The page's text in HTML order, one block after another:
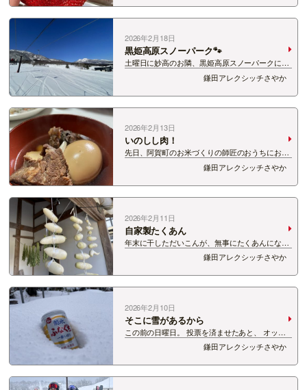
のいちごなんて初めて！！！ しっかりした果肉感
で、おいしい～…
2026年2月18日
黒姫高原スノーパーク🐾
土曜日に妙高のお隣、黒姫高原スノーパークに行
ってきました！ 晴れー！！ 前日までは気温が低
かったので、キュッとしまった雪で滑りやすかっ
た！ 数シーズン前から、犬さんと一緒に楽しめ
る「スノードッ…
鎌田アレクシッチさやか
2026年2月13日
いのしし肉！
先日、阿賀町のお米づくりの師匠のおうちにお呼
ばれして、 猪肉をいただいてきました！ 角煮！
やわらかくて、臭みがない！！ それでいて滋味あ
ふれる感じ。。。 美味しかったです。 脂身メイ
ンの部分をわけていただ…
鎌田アレクシッチさやか
2026年2月11日
自家製たくあん
年末に干しただいこんが、無事にたくあんになり
ました！！ これは12月頃。 ある晴れた日に大
根を収穫！ かわいいヤツもいた(笑) 干しただい
こんもあれば、 もみがらの…
鎌田アレクシッチさやか
2026年2月10日
そこに雪があるから
この前の日曜日。 投票を済ませたあと、 オット
は仕事だし、雪降ってるし・・・ 雪でお酒を冷
やして、明るいうちからお酒を楽しみました。 な
んたって日曜日だからね。 これは庭のローズマ
リー。 けな…
鎌田アレクシッチさやか